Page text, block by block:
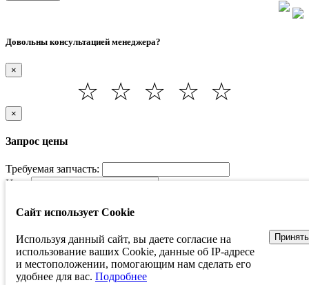
Довольны консультацией менеджера?
×
☆
☆
☆
☆
☆
×
Запрос цены
Требуемая запчасть:
Имя:
* Согласен с политикой о персональных данных
Согласен получать информацию о скидках и акциях по
смс
Отправить
Сайт использует Cookie
Используя данный сайт, вы даете согласие на
использование ваших Cookie, данные об IP-адресе
и местоположении, помогающим нам сделать его
удобнее для вас. Подробнее
Принять